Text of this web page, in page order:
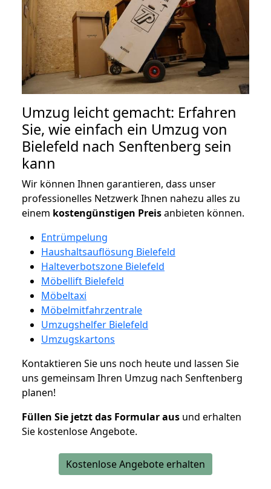
Umzug leicht gemacht: Erfahren
Sie, wie einfach ein Umzug von
Bielefeld nach Senftenberg sein
kann
Wir können Ihnen garantieren, dass unser
professionelles Netzwerk Ihnen nahezu alles zu
einem kostengünstigen Preisanbieten können.
Entrümpelung
Haushaltsauflösung Bielefeld
Halteverbotszone Bielefeld
Möbellift Bielefeld
Möbeltaxi
Möbelmitfahrzentrale
Umzugshelfer Bielefeld
Umzugskartons
Kontaktieren Sie uns noch heute und lassen Sie
uns gemeinsam Ihren Umzug nach Senftenberg
planen!
Füllen Sie jetzt das Formular aus und erhalten
Sie kostenlose Angebote.
Kostenlose Angebote erhalten